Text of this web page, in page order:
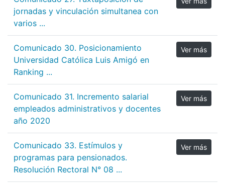
jornadas y vinculación simultanea con
varios ...
Comunicado 30. Posicionamiento
Universidad Católica Luis Amigó en
Ranking ...
Ver más
Comunicado 31. Incremento salarial
empleados administrativos y docentes
año 2020
Ver más
Comunicado 33. Estímulos y
programas para pensionados.
Resolución Rectoral N° 08 ...
Ver más